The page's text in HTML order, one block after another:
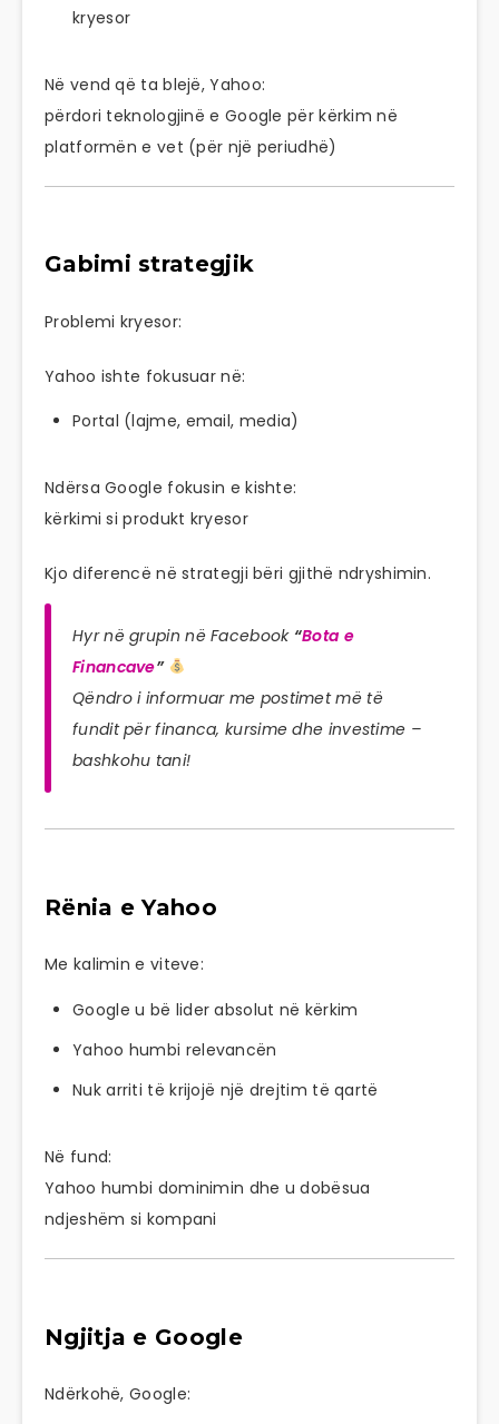
kryesor
Në vend që ta blejë, Yahoo:
përdori teknologjinë e Google për kërkim në
platformën e vet (për një periudhë)
Gabimi strategjik
Problemi kryesor:
Yahoo ishte fokusuar në:
Portal (lajme, email, media)
Ndërsa Google fokusin e kishte:
kërkimi si produkt kryesor
Kjo diferencë në strategji bëri gjithë ndryshimin.
Hyr në grupin në Facebook “Bota e
Financave”
Qëndro i informuar me postimet më të
fundit për financa, kursime dhe investime –
bashkohu tani!
Rënia e Yahoo
Me kalimin e viteve:
Google u bë lider absolut në kërkim
Yahoo humbi relevancën
Nuk arriti të krijojë një drejtim të qartë
Në fund:
Yahoo humbi dominimin dhe u dobësua
ndjeshëm si kompani
Ngjitja e Google
Ndërkohë, Google: